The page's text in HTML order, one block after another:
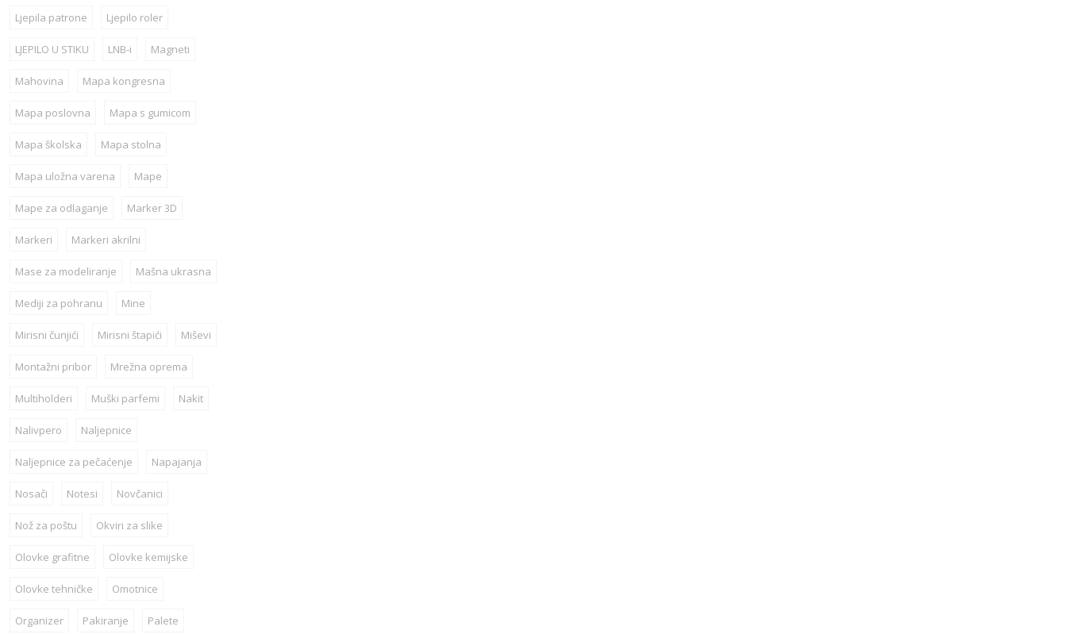
Ljepila patrone Ljepilo roler
LJEPILO U STIKU LNB-i Magneti
Mahovina Mapa kongresna
Mapa poslovna Mapa s gumicom
Mapa školska Mapa stolna
Mapa uložna varena Mape
Mape za odlaganje Marker 3D
Markeri Markeri akrilni
Mase za modeliranje Mašna ukrasna
Mediji za pohranu Mine
Mirisni čunjići Mirisni štapići Miševi
Montažni pribor Mrežna oprema
Multiholderi Muški parfemi Nakit
Nalivpero Naljepnice
Naljepnice za pečaćenje Napajanja
Nosači Notesi Novčanici
Nož za poštu Okviri za slike
Olovke grafitne Olovke kemijske
Olovke tehničke Omotnice
Organizer Pakiranje Palete